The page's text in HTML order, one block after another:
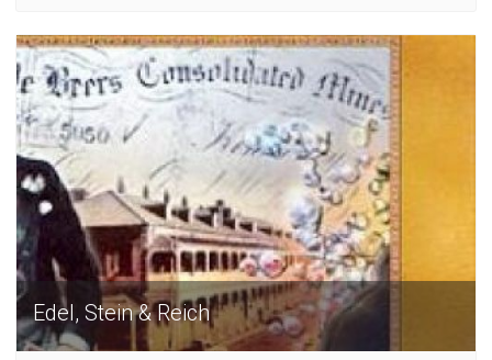
Edel, Stein & Reich